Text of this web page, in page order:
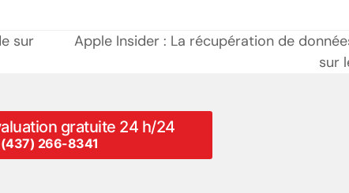
sur
Apple Insider : La récupération de
sur
gratuite 24 h/24
(437) 266-8341